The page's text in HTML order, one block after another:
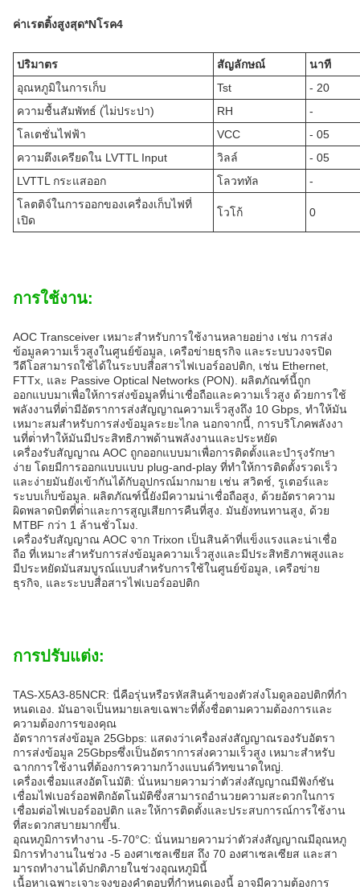
ค่าเรตติ้งสูงสุด*Nโรค4
ปริมาตร สัญลักษณ์
นาที
อุณหภูมิในการเก็บ
Tst
- 20
ความชื้นสัมพัทธ์ (ไม่ประปา)
RH
-
โลเตชั่นไฟฟ้า
VCC
- 05
ความตึงเครียดใน LVTTL Input
วิลล์
- 05
LVTTL กระแสออก
โลวททัล
-
โลตติจ์ในการออกของเครื่องเก็บไฟที่
เปิด
โวโก้ 0
การใช้งาน:
AOC Transceiver เหมาะสําหรับการใช้งานหลายอย่าง เช่น การส่ง
ข้อมูลความเร็วสูงในศูนย์ข้อมูล, เครือข่ายธุรกิจ และระบบวงจรปิด
วีดีโอสามารถใช้ได้ในระบบสื่อสารไฟเบอร์ออปติก, เช่น Ethernet,
FTTx, และ Passive Optical Networks (PON). ผลิตภัณฑ์นี้ถูก
ออกแบบมาเพื่อให้การส่งข้อมูลที่น่าเชื่อถือและความเร็วสูง ด้วยการใช้
พลังงานที่ต่ํามีอัตราการส่งสัญญาณความเร็วสูงถึง 10 Gbps, ทําให้มัน
เหมาะสมสําหรับการส่งข้อมูลระยะไกล นอกจากนี้, การบริโภคพลังงา
นที่ต่ําทําให้มันมีประสิทธิภาพด้านพลังงานและประหยัด
เครื่องรับสัญญาณ AOC ถูกออกแบบมาเพื่อการติดตั้งและบํารุงรักษา
ง่าย โดยมีการออกแบบแบบ plug-and-play ที่ทําให้การติดตั้งรวดเร็ว
และง่ายมันยังเข้ากันได้กับอุปกรณ์มากมาย เช่น สวิตช์, รูเตอร์และ
ระบบเก็บข้อมูล. ผลิตภัณฑ์นี้ยังมีความน่าเชื่อถือสูง, ด้วยอัตราความ
ผิดพลาดบิตที่ต่ําและการสูญเสียการคืนที่สูง. มันยังทนทานสูง, ด้วย
MTBF กว่า 1 ล้านชั่วโมง.
เครื่องรับสัญญาณ AOC จาก Trixon เป็นสินค้าที่แข็งแรงและน่าเชื่อ
ถือ ที่เหมาะสําหรับการส่งข้อมูลความเร็วสูงและมีประสิทธิภาพสูงและ
มีประหยัดมันสมบูรณ์แบบสําหรับการใช้ในศูนย์ข้อมูล, เครือข่าย
ธุรกิจ, และระบบสื่อสารไฟเบอร์ออปติก
การปรับแต่ง:
TAS-X5A3-85NCR: นี่คือรุ่นหรือรหัสสินค้าของตัวส่งโมดูลออปติกที่กํา
หนดเอง. มันอาจเป็นหมายเลขเฉพาะที่ตั้งชื่อตามความต้องการและ
ความต้องการของคุณ
อัตราการส่งข้อมูล 25Gbps: แสดงว่าเครื่องส่งสัญญาณรองรับอัตรา
การส่งข้อมูล 25Gbpsซึ่งเป็นอัตราการส่งความเร็วสูง เหมาะสําหรับ
ฉากการใช้งานที่ต้องการความกว้างแบนด์วิทขนาดใหญ่.
เครื่องเชื่อมแสงอัตโนมัติ: นั่นหมายความว่าตัวส่งสัญญาณมีฟังก์ชัน
เชื่อมไฟเบอร์ออฟติกอัตโนมัติซึ่งสามารถอํานวยความสะดวกในการ
เชื่อมต่อไฟเบอร์ออปติก และให้การติดตั้งและประสบการณ์การใช้งาน
ที่สะดวกสบายมากขึ้น.
อุณหภูมิการทํางาน -5-70°C: นั่นหมายความว่าตัวส่งสัญญาณมีอุณหภู
มิการทํางานในช่วง -5 องศาเซลเซียส ถึง 70 องศาเซลเซียส และสา
มารถทํางานได้ปกติภายในช่วงอุณหภูมินี้
เนื้อหาเฉพาะเจาะจงของคําตอบที่กําหนดเองนี้ อาจมีความต้องการ